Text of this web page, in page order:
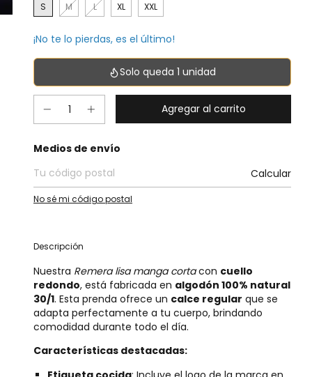
S
M L XL XXL
¡No te lo pierdas, es el último!
Solo queda 1 unidad
Entregas para el CP:
Medios de envío
Calcular
No sé mi código postal
Descripción
Nuestra Remera lisa manga cortacon cuello
redondo, está fabricada en algodón 100% natural
30/1. Esta prenda ofrece un calce regular que se
adapta perfectamente a tu cuerpo, brindando
comodidad durante todo el día.
Características destacadas: